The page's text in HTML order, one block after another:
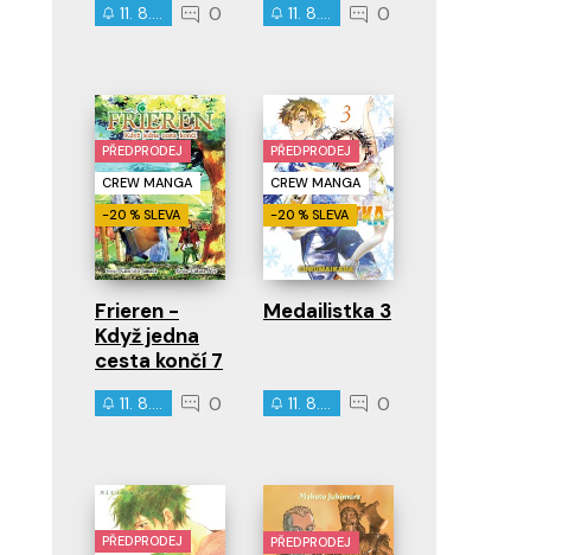
11. 8. 2026 0 11. 8. 2026 0
PŘEDPRODEJ
CREW MANGA
-20 % SLEVA
Frieren -
Když jedna
cesta končí 7
11. 8. 2026 0
PŘEDPRODEJ
CREW MANGA
-20 % SLEVA
Medailistka 3
11. 8. 2026 0
PŘEDPRODEJ
PŘEDPRODEJ